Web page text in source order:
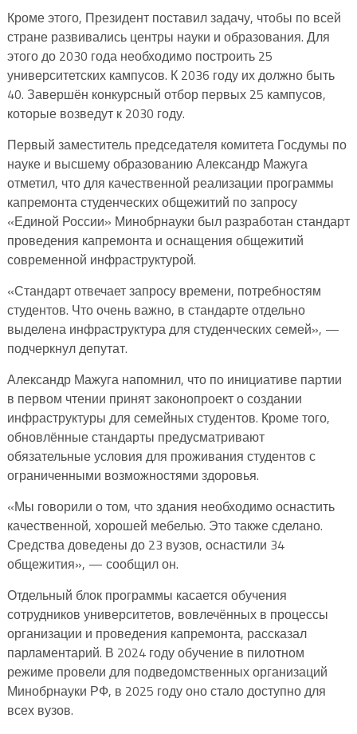
Кроме этого, Президент поставил задачу, чтобы по всей
стране развивались центры науки и образования. Для
этого до 2030 года необходимо построить 25
университетских кампусов. К 2036 году их должно быть
40. Завершён конкурсный отбор первых 25 кампусов,
которые возведут к 2030 году.
Первый заместитель председателя комитета Госдумы по
науке и высшему образованию Александр Мажуга
отметил, что для качественной реализации программы
капремонта студенческих общежитий по запросу
«Единой России» Минобрнауки был разработан стандарт
проведения капремонта и оснащения общежитий
современной инфраструктурой.
«Стандарт отвечает запросу времени, потребностям
студентов. Что очень важно, в стандарте отдельно
выделена инфраструктура для студенческих семей», —
подчеркнул депутат.
Александр Мажуга напомнил, что по инициативе партии
в первом чтении принят законопроект о создании
инфраструктуры для семейных студентов. Кроме того,
обновлённые стандарты предусматривают
обязательные условия для проживания студентов с
ограниченными возможностями здоровья.
«Мы говорили о том, что здания необходимо оснастить
качественной, хорошей мебелью. Это также сделано.
Средства доведены до 23 вузов, оснастили 34
общежития», — сообщил он.
Отдельный блок программы касается обучения
сотрудников университетов, вовлечённых в процессы
организации и проведения капремонта, рассказал
парламентарий. В 2024 году обучение в пилотном
режиме провели для подведомственных организаций
Минобрнауки РФ, в 2025 году оно стало доступно для
всех вузов.